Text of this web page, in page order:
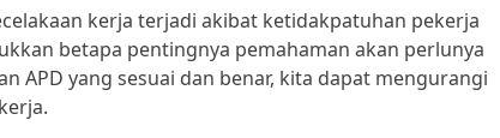
kerja terjadi akibat ketidakpatuhan pekerja
betapa pentingnya pemahaman akan perlunya
APD yang sesuai dan benar, kita dapat mengurangi